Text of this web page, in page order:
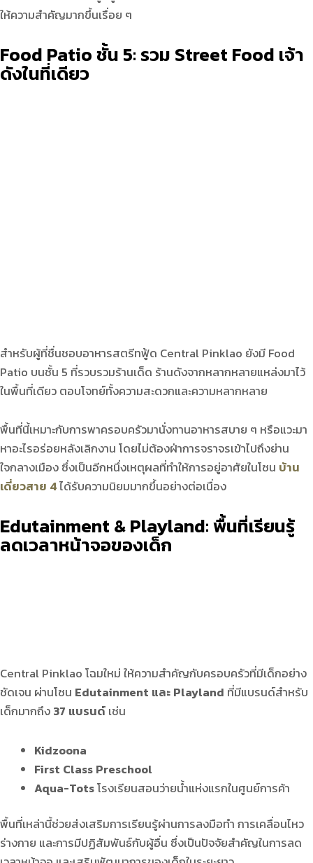
ให้ความสำคัญมากขึ้นเรื่อย ๆ
Food Patioชั้น 5: รวม Street Food เจ้า
ดังในที่เดียว
สำหรับผู้ที่ชื่นชอบอาหารสตรีทฟู้ด Central Pinklao ยังมี Food
Patio บนชั้น 5 ที่รวบรวมร้านเด็ด ร้านดังจากหลากหลายแหล่งมาไว้
ในพื้นที่เดียว ตอบโจทย์ทั้งความสะดวกและความหลากหลาย
พื้นที่นี้เหมาะกับการพาครอบครัวมานั่งทานอาหารสบาย ๆ หรือแวะมา
หาอะไรอร่อยหลังเลิกงาน โดยไม่ต้องฝ่าการจราจรเข้าไปถึงย่าน
ใจกลางเมือง ซึ่งเป็นอีกหนึ่งเหตุผลที่ทำให้การอยู่อาศัยในโซน บ้าน
เดี่ยวสาย 4ได้รับความนิยมมากขึ้นอย่างต่อเนื่อง
Edutainment & Playland:พื้นที่เรียนรู้
ลดเวลาหน้าจอของเด็ก
Central Pinklao โฉมใหม่ ให้ความสำคัญกับครอบครัวที่มีเด็กอย่าง
ชัดเจน ผ่านโซน Edutainment และ Playland ที่มีแบรนด์สำหรับ
เด็กมากถึง 37 แบรนด์ เช่น
Kidzoona
First Class Preschool
Aqua-Totsโรงเรียนสอนว่ายน้ำแห่งแรกในศูนย์การค้า
พื้นที่เหล่านี้ช่วยส่งเสริมการเรียนรู้ผ่านการลงมือทำ การเคลื่อนไหว
ร่างกาย และการมีปฏิสัมพันธ์กับผู้อื่น ซึ่งเป็นปัจจัยสำคัญในการลด